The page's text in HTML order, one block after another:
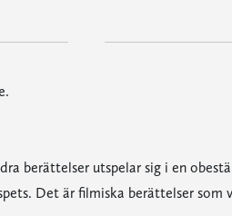
berättelser utspelar sig i en
Det är filmiska berättelser som